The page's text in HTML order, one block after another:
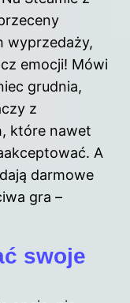
wyprzedaży,
emocji! Mówi
grudnia,
z
które nawet
A
darmowe
gra –
swoje